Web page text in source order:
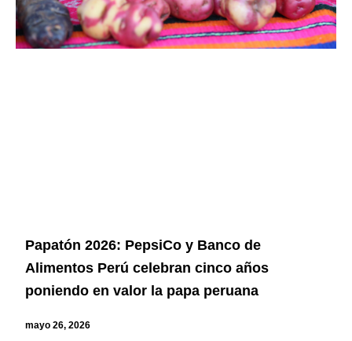
Papatón 2026: PepsiCo y Banco de
Alimentos Perú celebran cinco años
poniendo en valor la papa peruana
mayo 26, 2026